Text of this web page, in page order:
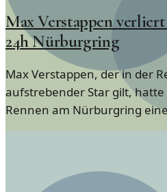
Max Verstappen
24h Nürburgring
Max Verstappen, der in der
aufstrebender Star gilt,
Rennen am Nürburgring